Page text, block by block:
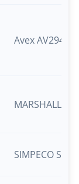
Avex AV29403
MARSHALL
SIMPECO